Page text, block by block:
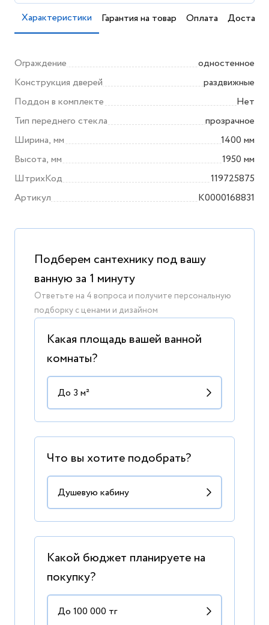
Характеристики Гарантия на товар Оплата Доставка
Ограждение
одностенное
Конструкция дверей
раздвижные
Поддон в комплекте
Нет
Тип переднего стекла
прозрачное
Ширина, мм
1400 мм
Высота, мм
1950 мм
ШтрихКод
119725875
Артикул
K0000168831
Подберем сантехнику под вашу
ванную за 1 минуту
Ответьте на 4 вопроса и получите персональную
подборку с ценами и дизайном
Какая площадь вашей ванной
комнаты?
Что вы хотите подобрать?
Какой бюджет планируете на
покупку?